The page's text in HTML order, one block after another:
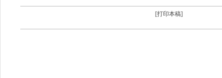
[打印本稿]